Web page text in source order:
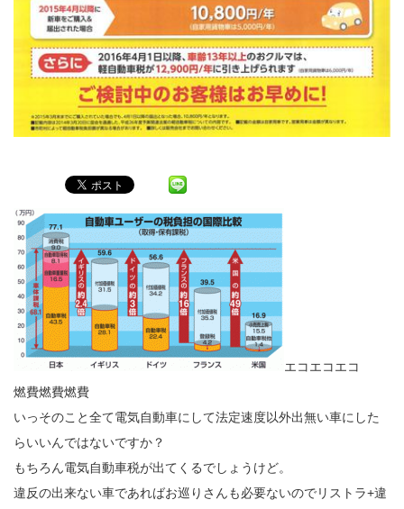
エコエコエコ
燃費燃費燃費
いっそのこと全て電気自動車にして法定速度以外出無い車にした
らいいんではないですか？
もちろん電気自動車税が出てくるでしょうけど。
違反の出来ない車であればお巡りさんも必要ないのでリストラ+違